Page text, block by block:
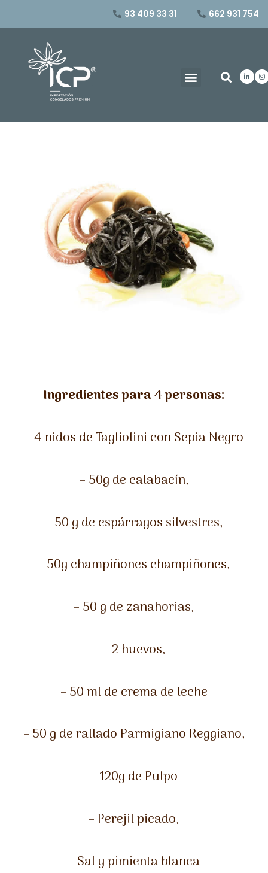
93 409 33 31 662 931 754
Ingredientes para 4 personas:
– 4 nidos de Tagliolini con Sepia Negro
– 50g de calabacín,
– 50 g de espárragos silvestres,
– 50g champiñones champiñones,
– 50 g de zanahorias,
– 2 huevos,
– 50 ml de crema de leche
– 50 g de rallado Parmigiano Reggiano,
– 120g de Pulpo
– Perejil picado,
– Sal y pimienta blanca